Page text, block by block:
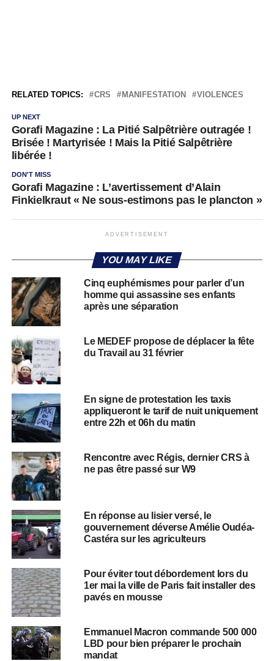
RELATED TOPICS: CRS MANIFESTATION VIOLENCES
UP NEXT
Gorafi Magazine : La Pitié Salpêtrière outragée !
Brisée ! Martyrisée ! Mais la Pitié Salpêtrière
libérée !
DON'T MISS
Gorafi Magazine : L’avertissement d’Alain
Finkielkraut « Ne sous-estimons pas le plancton »
ADVERTISEMENT
YOU MAY LIKE
Cinq euphémismes pour parler d’un
homme qui assassine ses enfants
après une séparation
Le MEDEF propose de déplacer la fête
du Travail au 31 février
En signe de protestation les taxis
appliqueront le tarif de nuit uniquement
entre 22h et 06h du matin
Rencontre avec Régis, dernier CRS à
ne pas être passé sur W9
En réponse au lisier versé, le
gouvernement déverse Amélie Oudéa-
Castéra sur les agriculteurs
Pour éviter tout débordement lors du
1er mai la ville de Paris fait installer des
pavés en mousse
Emmanuel Macron commande 500 000
LBD pour bien préparer le prochain
mandat